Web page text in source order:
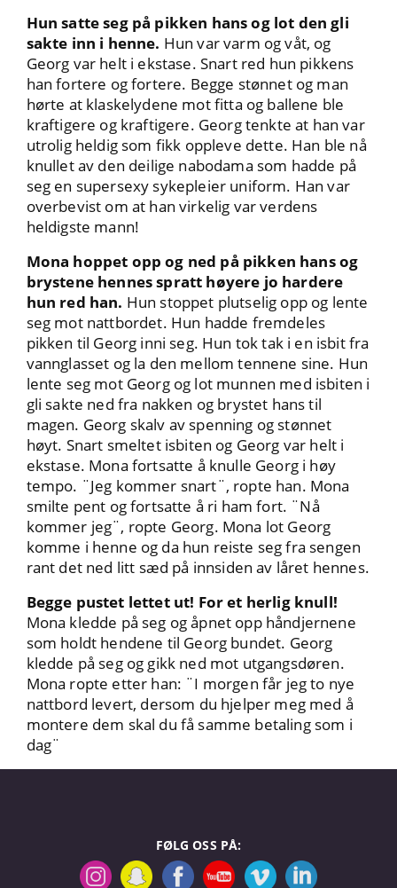
Hun satte seg på pikken hans og lot den gli
sakte inn i henne. Hun var varm og våt, og
Georg var helt i ekstase. Snart red hun pikkens
han fortere og fortere. Begge stønnet og man
hørte at klaskelydene mot fitta og ballene ble
kraftigere og kraftigere. Georg tenkte at han var
utrolig heldig som fikk oppleve dette. Han ble nå
knullet av den deilige nabodama som hadde på
seg en supersexy sykepleier uniform. Han var
overbevist om at han virkelig var verdens
heldigste mann!
Mona hoppet opp og ned på pikken hans og
brystene hennes spratt høyere jo hardere
hun red han. Hun stoppet plutselig opp og lente
seg mot nattbordet. Hun hadde fremdeles
pikken til Georg inni seg. Hun tok tak i en isbit fra
vannglasset og la den mellom tennene sine. Hun
lente seg mot Georg og lot munnen med isbiten i
gli sakte ned fra nakken og brystet hans til
magen. Georg skalv av spenning og stønnet
høyt. Snart smeltet isbiten og Georg var helt i
ekstase. Mona fortsatte å knulle Georg i høy
tempo. ¨Jeg kommer snart¨, ropte han. Mona
smilte pent og fortsatte å ri ham fort. ¨Nå
kommer jeg¨, ropte Georg. Mona lot Georg
komme i henne og da hun reiste seg fra sengen
rant det ned litt sæd på innsiden av låret hennes.
Begge pustet lettet ut! For et herlig knull!
Mona kledde på seg og åpnet opp håndjernene
som holdt hendene til Georg bundet. Georg
kledde på seg og gikk ned mot utgangsdøren.
Mona ropte etter han: ¨I morgen får jeg to nye
nattbord levert, dersom du hjelper meg med å
montere dem skal du få samme betaling som i
dag¨
FØLG OSS PÅ: